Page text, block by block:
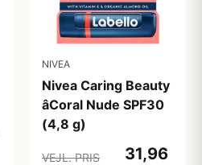
NIVEA
Nivea Caring Beauty
âCoral Nude SPF30
(4,8 g)
VEJL. PRIS
31,96